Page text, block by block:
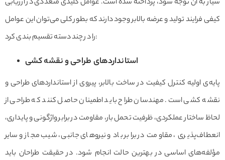
کیفی فرایند تولید و عرضه بالابر وجود دارند که بطور کلی می‌توان این عوامل
را در چند دسته تقسیم بندی کرد:
استانداردهای طراحی و نقشه کشی
پایه‌ی اولیه کنترل کیفیت در ساخت بالابر، پیروی از استانداردهای طراحی و
نقشه کشی است. مهندسان طراح باید اطمینان حاصل کنند که طراحی از
لحاظ ساختار عملکردی، ظرفیت تحمل بار، مقاومت در برابر واژگونی و پایداری،
انعطاف‌پذیری ، مقاومت در برابر باد و نیروهای جانبی، شیب مجاز و سایر
مؤلفه‌های اساسی در بهترین حالت انجام شود. در حقیقت طراحان باید